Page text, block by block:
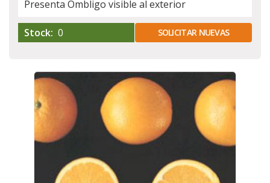
Presenta Ombligo visible al exterior
Stock: 0 SOLICITAR NUEVAS